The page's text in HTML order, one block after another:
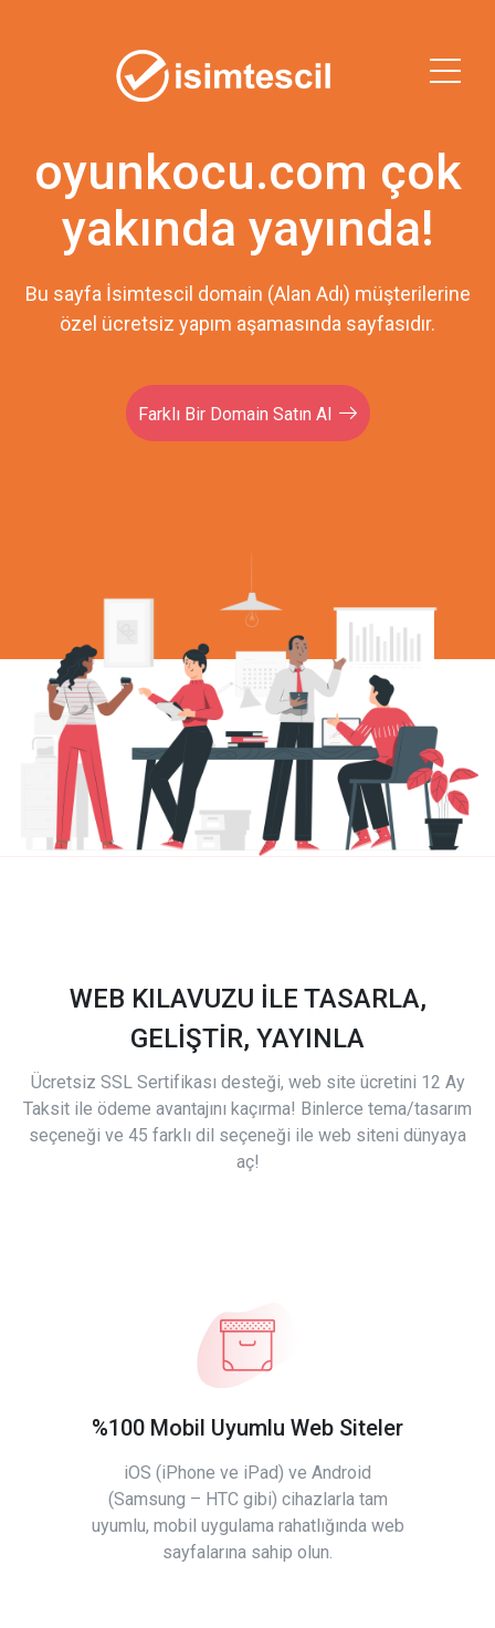
oyunkocu.com çok
yakında yayında!
Bu sayfa İsimtescil domain (Alan Adı) müşterilerine
özel ücretsiz yapım aşamasında sayfasıdır.
Farklı Bir Domain Satın Al
WEB KILAVUZU İLE TASARLA,
GELİŞTİR, YAYINLA
Ücretsiz SSL Sertifikası desteği, web site ücretini 12 Ay
Taksit ile ödeme avantajını kaçırma! Binlerce tema/tasarım
seçeneği ve 45 farklı dil seçeneği ile web siteni dünyaya
aç!
%100 Mobil Uyumlu Web Siteler
iOS (iPhone ve iPad) ve Android
(Samsung – HTC gibi) cihazlarla tam
uyumlu, mobil uygulama rahatlığında web
sayfalarına sahip olun.